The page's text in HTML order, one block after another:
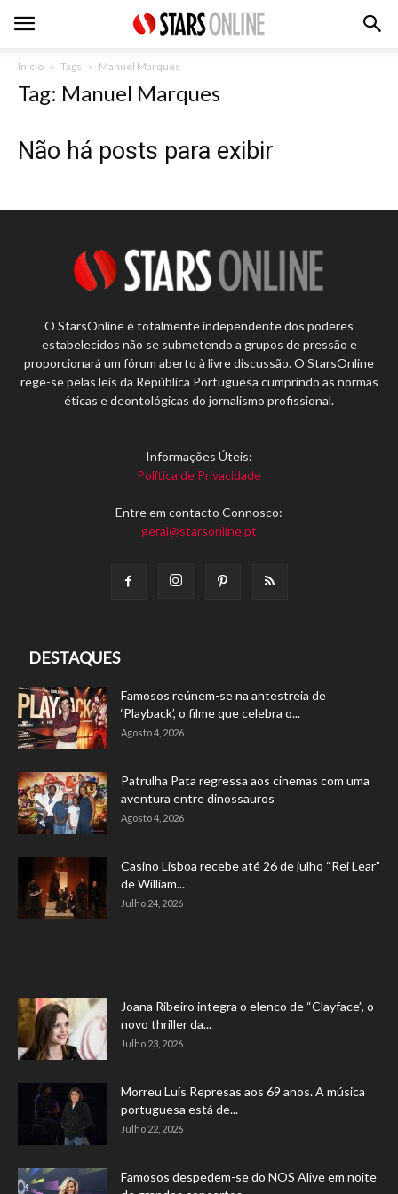
Inicio Tags Manuel Marques
Tag: Manuel Marques
Não há posts para exibir
O StarsOnline é totalmente independente dos poderes
estabelecidos não se submetendo a grupos de pressão e
proporcionará um fórum aberto à livre discussão. O StarsOnline
rege-se pelas leis da República Portuguesa cumprindo as normas
éticas e deontológicas do jornalismo profissional.
Informações Úteis:
Política de Privacidade
Entre em contacto Connosco:
geral@starsonline.pt
DESTAQUES
Famosos reúnem-se na antestreia de
‘Playback’, o filme que celebra o...
Agosto 4, 2026
Patrulha Pata regressa aos cinemas com uma
aventura entre dinossauros
Agosto 4, 2026
Casino Lisboa recebe até 26 de julho “Rei Lear”
de William...
Julho 24, 2026
Joana Ribeiro integra o elenco de “Clayface”, o
novo thriller da...
Julho 23, 2026
Morreu Luís Represas aos 69 anos. A música
portuguesa está de...
Julho 22, 2026
Famosos despedem-se do NOS Alive em noite